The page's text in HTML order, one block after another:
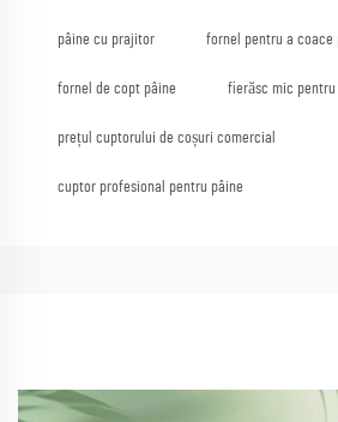
pâine cu prajitor fornel pentru a coace
fornel de copt pâine fierăsc mic pentru
prețul cuptorului de coșuri comercial
cuptor profesional pentru pâine